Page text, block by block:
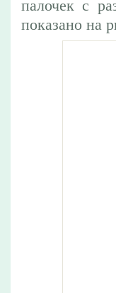
палочек с
показано на